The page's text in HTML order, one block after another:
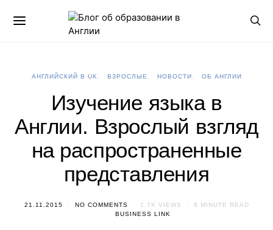
АНГЛИЙСКИЙ В UK ВЗРОСЛЫЕ НОВОСТИ ОБ АНГЛИИ
Изучение языка в
Англии. Взрослый взгляд
на распространенные
представления
21.11.2015 NO COMMENTS 1.7K VIEWS
8 MINUTE READ
BUSINESS LINK